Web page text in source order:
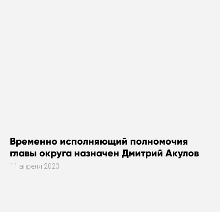
Временно исполняющий полномочия
главы округа назначен Дмитрий Акулов
11 апреля 2023